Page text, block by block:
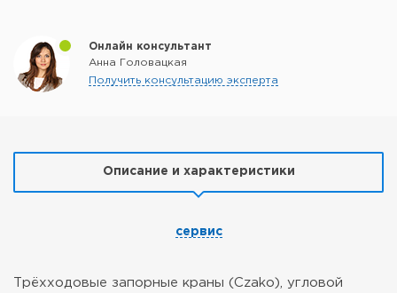
Онлайн консультант
Анна Головацкая
Получить консультацию эксперта
Описание и характеристики
сервис
Трёхходовые запорные краны (Czako), угловой